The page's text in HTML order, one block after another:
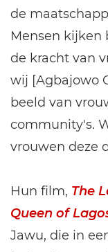
de
Mensen kijken
de kracht van
wij [Agbajowo
beeld van
community's.
vrouwen deze
Hun film, The
Queen of
Jawu, die in